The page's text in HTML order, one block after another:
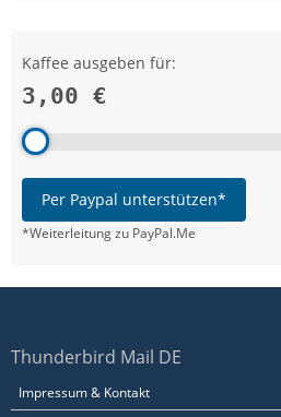
Kaffee ausgeben für:
3,00 €
Per Paypal unterstützen*
*Weiterleitung zu PayPal.Me
Thunderbird Mail DE
Impressum & Kontakt